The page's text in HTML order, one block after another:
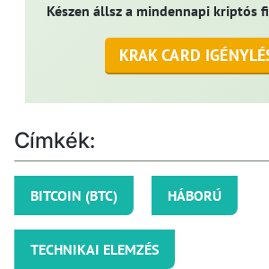
Készen állsz a mindennapi kriptós
KRAK CARD
Címkék:
BITCOIN (BTC) HÁBORÚ
TECHNIKAI ELEMZÉS